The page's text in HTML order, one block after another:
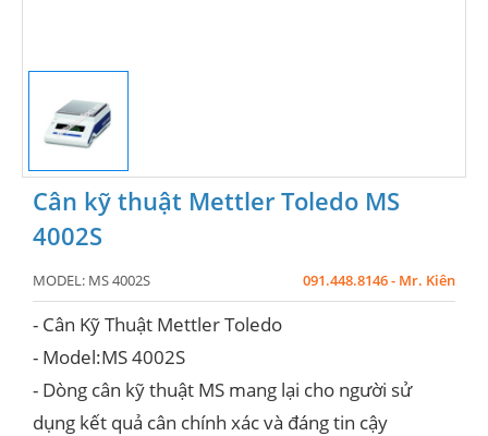
Cân kỹ thuật Mettler Toledo MS
4002S
MODEL: MS 4002S 091.448.8146 - Mr. Kiên
- Cân Kỹ Thuật Mettler Toledo
- Model:MS 4002S
- Dòng cân kỹ thuật MS mang lại cho người sử
dụng kết quả cân chính xác và đáng tin cậy